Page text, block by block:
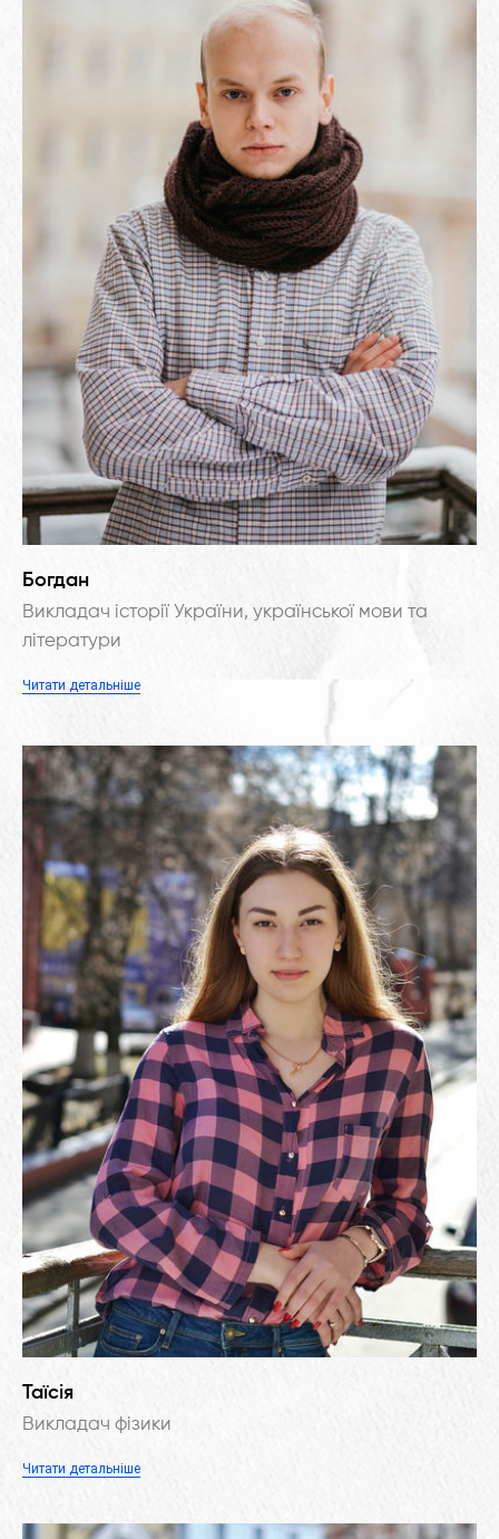
Богдан
Викладач історії України, української мови та
літератури
Читати детальніше
Таїсія
Викладач фізики
Читати детальніше